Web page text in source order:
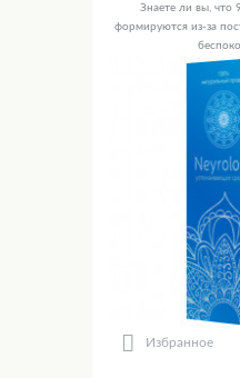
Знаете ли вы, что
формируются из-за
Избранное